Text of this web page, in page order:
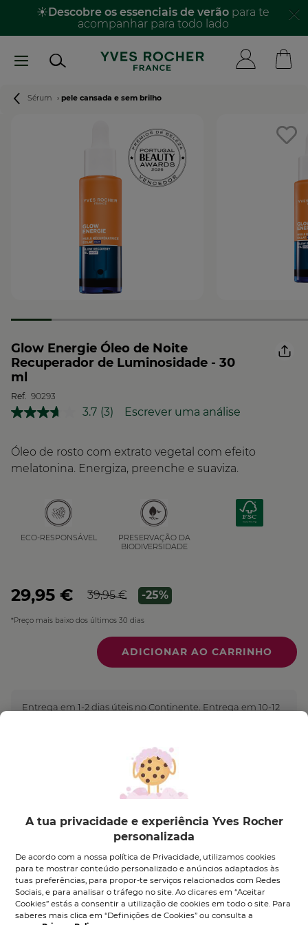
conteúdo
☀️Descobre os essenciais de verão para te
acompanhar para todo lado​
Navegação
Sérum pele cansada e sem brilho
Glow Energie Óleo de Noite
Recuperador de Luminosidade - 30
ml
Ref. 90293
3.7 Leu
Link
para
a
(3) Escrever uma análise
Óleo de rosto com extrato vegetal com efeito
melatonina. Energiza, preenche e suaviza.
ECO-RESPONSÁVEL
PRESERVAÇÃO DA
BIODIVERSIDADE
29,95 € 39,95 € -25%
*Preço mais baixo dos últimos 30 dias
Entrega em 1-2 dias úteis no Continente. Entrega em 10-12
Ativo Vegetal
O
Vegetal
CAPUCHINHATerra&Oceano
A tua privacidade e experiência Yves Rocher
personalizada
De acordo com a nossa política de Privacidade, utilizamos cookies
para te mostrar conteúdo personalizado e anúncios adaptados às
tuas preferências, para propor-te serviços relacionados com Redes
Sociais, e para analisar o tráfego no site. Ao clicares em “Aceitar
Cookies” estás a consentir a utilização de cookies em todo o site. Para
saberes mais clica em “Definições de Cookies” ou consulta a